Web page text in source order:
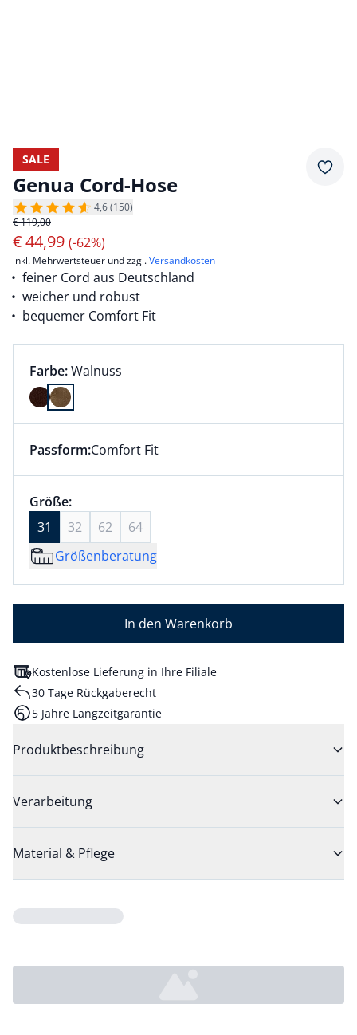
SALE
Genua Cord-Hose
4,6 (150)
€ 119,00
€44,99 (-62%)
inkl. Mehrwertsteuer und zzgl.Versandkosten
feiner Cord aus Deutschland
weicher und robust
bequemer Comfort Fit
Farbauswahl:
Farbe:aktuell ausgewählt:
Walnuss
Farbe Walnuss ausgewählt
Dieser Artikel hat die Passform Comfort Fit. für
Passform:Comfort Fit
Größenauswahl:
Größe:aktuell ausgewählt: 31
Größe 31 ausgewählt
31
32 62
64
Größenberatung
In den Warenkorb
Kostenlose Lieferung in Ihre Filiale
30 Tage Rückgaberecht
5 Jahre Langzeitgarantie
Produktbeschreibung
Verarbeitung
Material & Pflege